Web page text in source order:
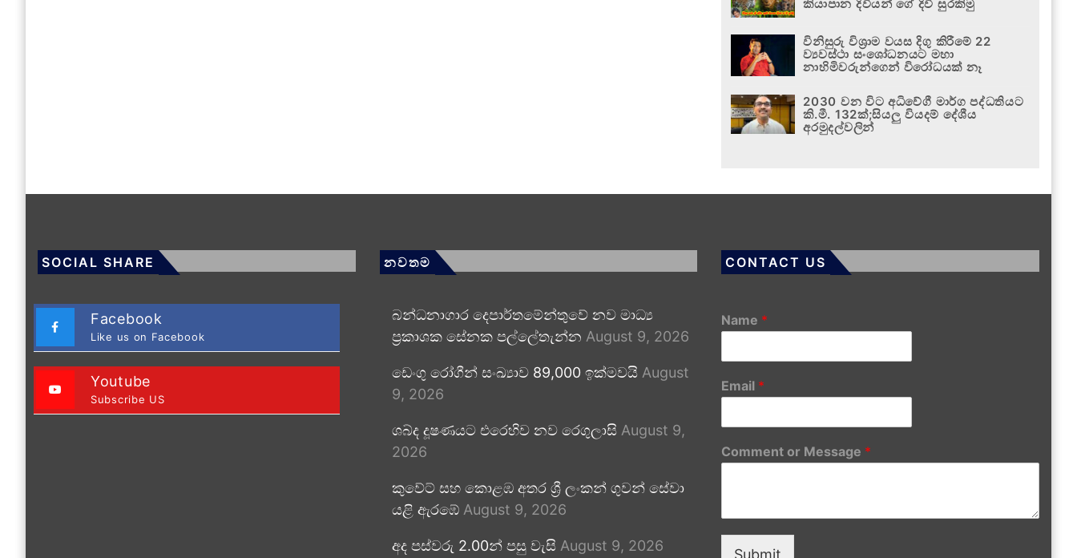
කියාපාන දිවියන් ගේ දිවි සුරකිමු
විනිසුරු විශ්‍රාම වයස දිගු කිරීමේ 22
ව්‍යවස්ථා සංශෝධනයට මහා
නාහිමිවරුන්ගෙන් විරෝධයක් නෑ
2030 වන විට අධිවේගී මාර්ග පද්ධතියට
කි.මී. 132ක්;සියලු වියදම් දේශීය
අරමුදල්වලින්
SOCIAL SHARE
Facebook
Like us on Facebook
Youtube
Subscribe US
නවතම
බන්ධනාගාර දෙපාර්තමේන්තුවේ නව මාධ්‍ය
ප්‍රකාශක සේනක පල්ලේතැන්න August 9, 2026
ඩෙංගු රෝගීන් සංඛ්‍යාව 89,000 ඉක්මවයි August
9, 2026
ශබ්ද දූෂණයට එරෙහිව නව රෙගුලාසි August 9,
2026
කුවේට් සහ කොළඹ අතර ශ්‍රී ලංකන් ගුවන් සේවා
යළි ඇරඹේ August 9, 2026
අද පස්වරු 2.00න් පසු වැසි August 9, 2026
CONTACT US
Name *
Email *
Comment or Message *
Submit